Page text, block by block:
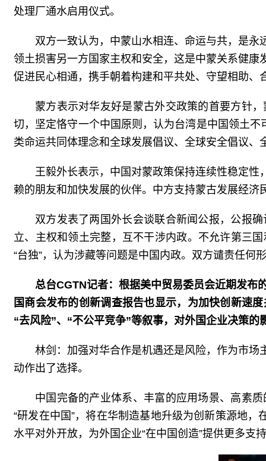
处理厂通水启用仪式。
双方一致认为，中蒙山水相连、命运与共，是
领土损害另一方国家主权和安全，这是中蒙关系健
促进民心相通，携手朝着构建和平共处、守望相助
蒙方表示对华友好是蒙古外交政策的首要方针
切，坚定恪守一个中国原则，认为台湾是中国领土
类命运共同体理念和全球发展倡议、全球安全倡议、
王毅外长表示，中国对蒙政策保持连续性稳定
赖的朋友和加快发展的伙伴。中方支持蒙古发展经
双方发表了两国外长会谈联合新闻公报，公报
立、主权和领土完整，互不干涉内政。不允许第三
“台独”，认为涉藏等问题是中国内政。双方谴责任
总台CGTN记者：根据美中贸易委员会近期发布
国商会发布的创新调查报告也显示，为加快创新速
“去风险”、“不公平竞争”等叙事，对外国企业决策
林剑：加强对华合作是机遇还是风险，作为市
动作出了选择。
中国完备的产业体系、丰富的应用场景、高素
“研发在中国”，将在华制造基地升级为创新策源地
水平对外开放，为外国企业“在中国创造”提供更多支